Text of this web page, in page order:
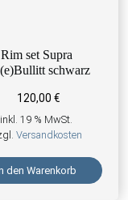
Rim set Supra
schwarz
120,00 €
inkl. 19 % MwSt.
Versandkosten
den Warenkorb